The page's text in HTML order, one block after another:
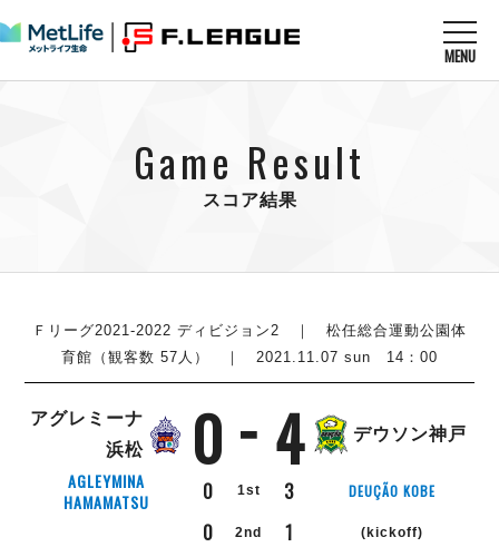
MENU
すべてのニュース
U-23選抜
チケット
メディア情報
その他
試合を観る MATCHES
順位表
戦績表
警告・退場・出場停止選手
個人ランキング｜ゴール
個人ランキング｜シュート
個人ランキング｜シュート成功率
個人ランキング｜第2PK
エスポラーダ北海道
バルドラール浦安
フウガドールすみだ
立川アスレティックFC
チケットを買う TICKET
アリーナ情報 ARENA
リーグ概要 ABOUT US
Game Result
スコア結果
Ｆリーグ2021-2022 ディビジョン2
｜ 松任総合運動公園体
育館（観客数 57人） ｜ 2021.11.07 sun 14：00
アグレミーナ
浜松
0 4 デウソン神戸
AGLEYMINA
HAMAMATSU
0 1st 3 DEUÇÃO KOBE
0 2nd 1 (kickoff)